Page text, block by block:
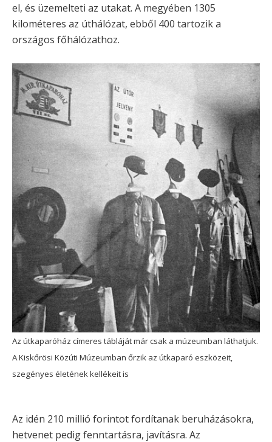
el, és üzemelteti az utakat. A megyében 1305
kilométeres az úthálózat, ebből 400 tartozik a
országos főhálózathoz.
Az útkaparóház címeres tábláját már csak a múzeumban láthatjuk.
A Kiskőrösi Közúti Múzeumban őrzik az útkaparó eszközeit,
szegényes életének kellékeit is
Az idén 210 millió forintot fordítanak beruházásokra,
hetvenet pedig fenntartásra, javításra. Az